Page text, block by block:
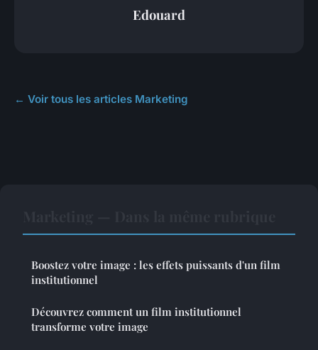
Edouard
← Voir tous les articles Marketing
Boostez votre image : les effets puissants d'un film
institutionnel
Découvrez comment un film institutionnel
transforme votre image